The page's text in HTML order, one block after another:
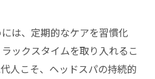
は、定期的なケアを習慣化
ックスタイムを取り入れるこ
人こそ、ヘッドスパの持続的